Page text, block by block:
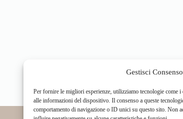
Gestisci Consenso
Per fornire le migliori esperienze, utilizziamo tecnologie come i
alle informazioni del dispositivo. Il consenso a queste
comportamento di navigazione o ID unici su questo sito. Non